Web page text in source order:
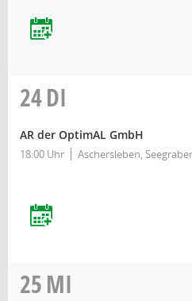
24DI
AR der OptimAL GmbH
18:00 Uhr Aschersleben,
25MI